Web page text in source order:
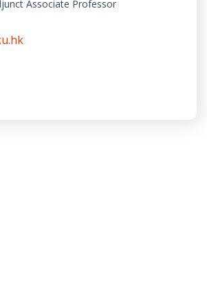
Associate Professor